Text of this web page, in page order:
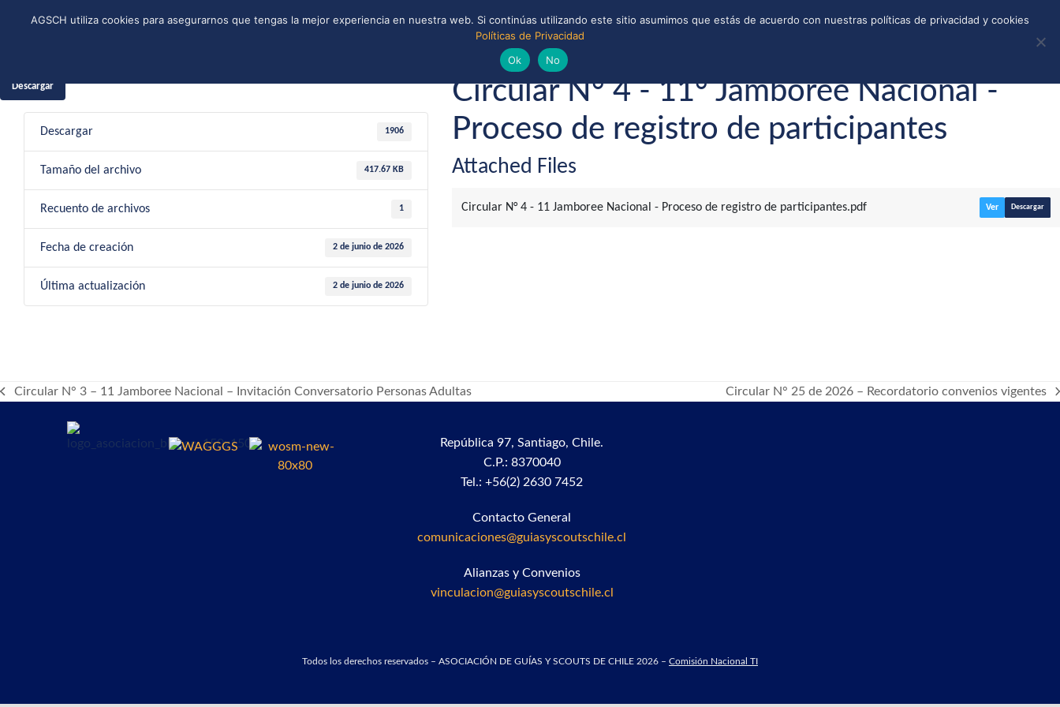
Instagram
Facebook
YouTube
Twitter
Spotify
LinkedIn TIENDA CALLEJONES DONAR
CONVENIOS Y ALIANZAS
BIBLIOTECA
Guías y Scouts de Chile
Descargar
Descargar 1906
Tamaño del archivo 417.67 KB
Recuento de archivos 1
Fecha de creación 2 de junio de 2026
Última actualización 2 de junio de 2026
Circular N° 4 - 11° Jamboree Nacional -
Proceso de registro de participantes
Attached Files
Circular N° 4 - 11 Jamboree Nacional - Proceso de registro de participantes.pdf Ver Descargar
previous
Circular N° 3 – 11 Jamboree Nacional – Invitación Conversatorio Personas Adultas
next
Circular N° 25 de 2026 – Recordatorio convenios vigentes
República 97,Santiago, Chile.
C.P.: 8370040
Tel.: +56(2) 2630 7452
Contacto General
comunicaciones@guiasyscoutschile.cl
Alianzas y Convenios
vinculacion@guiasyscoutschile.cl
Todos los derechos reservados – ASOCIACIÓN DE GUÍAS Y SCOUTS DE CHILE 2026 – Comisión Nacional TI
AGSCH utiliza cookies para asegurarnos que tengas la mejor experiencia en nuestra web. Si continúas utilizando este sitio asumimos que estás de acuerdo con nuestras políticas de privacidad y cookies
Políticas de Privacidad
Ok
No